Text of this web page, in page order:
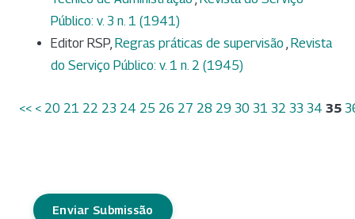
Público: v. 3 n. 1 (1941)
Editor RSP, Regras práticas de supervisão , Revista
do Serviço Público: v. 1 n. 2 (1945)
<< < 20 21 22 23 24 25 26 27 28 29 30 31 32 33 34 35
Enviar Submissão